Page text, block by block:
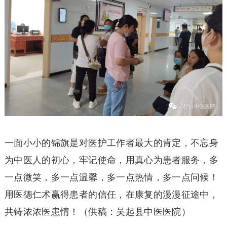
一面小小的锦旗是对医护工作者最大的肯定，不忘身
为中医人的初心，牢记使命，用真心为患者服务，多
一点微笑，多一点温馨，多一点热情，多一点问候！
用医德仁术赢得患者的信任，在康复的漫漫征途中，
共铸浓浓医患情！（供稿：吴起县中医医院）